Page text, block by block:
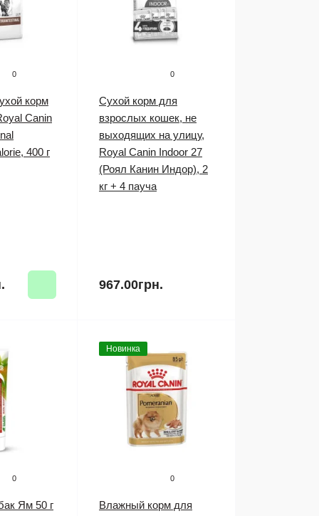
0
корм
Canin
400 г
0
Сухой корм для
взрослых кошек, не
выходящих на улицу,
Royal Canin Indoor 27
(Роял Канин Индор), 2
кг + 4 пауча
967.00грн.
0
Ям 50 г
Новинка
0
Влажный корм для